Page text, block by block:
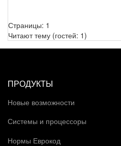
Страницы: 1
Читают тему (гостей: 1)
ПРОДУКТЫ
Новые возможности
Системы и процессоры
Нормы Еврокод